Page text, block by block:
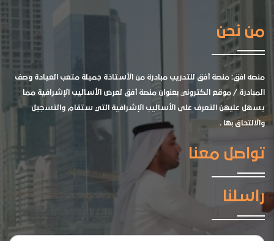
من نحن
منصه افق: منصة أفق للتدريب مبادرة من الأستاذة جميلة متعب العيادة وصف
المبادرة / موقع الكتروني بعنوان منصة أفق لعرض الأساليب الإشرافية مما
يسهل عليهن التعرف على الأساليب الإشرافية التي ستقام والتسجيل
والالتحاق بها .
تواصل معنا
راسلنا